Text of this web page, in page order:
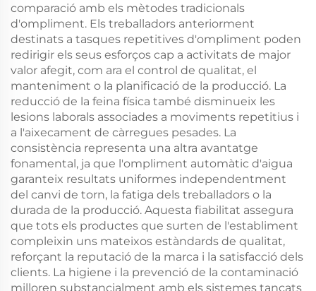
comparació amb els mètodes tradicionals
d'ompliment. Els treballadors anteriorment
destinats a tasques repetitives d'ompliment poden
redirigir els seus esforços cap a activitats de major
valor afegit, com ara el control de qualitat, el
manteniment o la planificació de la producció. La
reducció de la feina física també disminueix les
lesions laborals associades a moviments repetitius i
a l'aixecament de càrregues pesades. La
consistència representa una altra avantatge
fonamental, ja que l'ompliment automàtic d'aigua
garanteix resultats uniformes independentment
del canvi de torn, la fatiga dels treballadors o la
durada de la producció. Aquesta fiabilitat assegura
que tots els productes que surten de l'establiment
compleixin uns mateixos estàndards de qualitat,
reforçant la reputació de la marca i la satisfacció dels
clients. La higiene i la prevenció de la contaminació
milloren substancialment amb els sistemes tancats